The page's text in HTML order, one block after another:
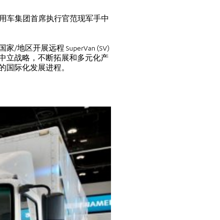
车集团首席执行官范现军手中
/地区开展远程 SuperVan (SV)
立战略，不断拓展和多元化产
国际化发展进程。